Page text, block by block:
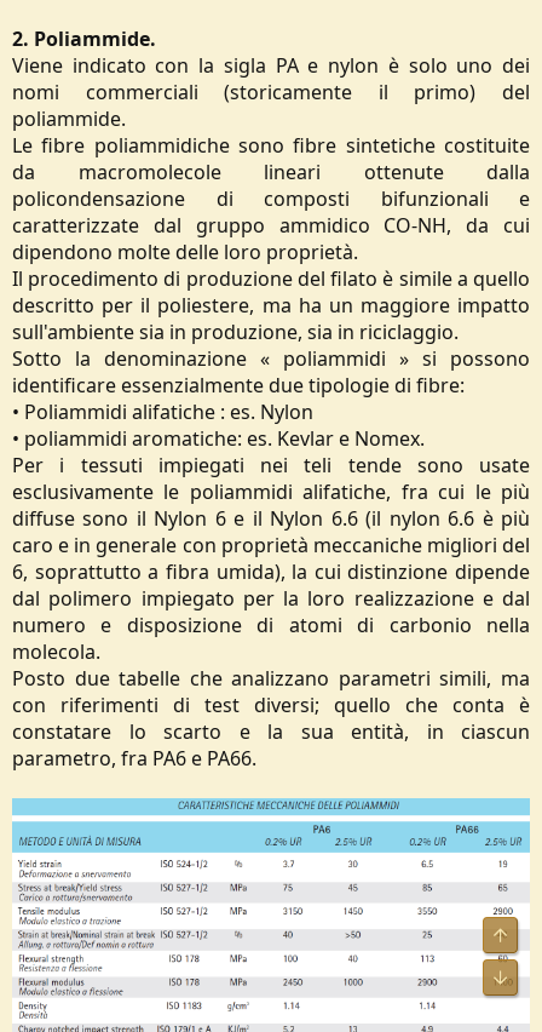
2. Poliammide.
Viene indicato con la sigla PA e nylon è solo uno dei
nomi commerciali (storicamente il primo) del
poliammide.
Le fibre poliammidiche sono fibre sintetiche costituite
da macromolecole lineari ottenute dalla
policondensazione di composti bifunzionali e
caratterizzate dal gruppo ammidico CO-NH, da cui
dipendono molte delle loro proprietà.
Il procedimento di produzione del filato è simile a quello
descritto per il poliestere, ma ha un maggiore impatto
sull'ambiente sia in produzione, sia in riciclaggio.
Sotto la denominazione « poliammidi » si possono
identificare essenzialmente due tipologie di fibre:
• Poliammidi alifatiche : es. Nylon
• poliammidi aromatiche: es. Kevlar e Nomex.
Per i tessuti impiegati nei teli tende sono usate
esclusivamente le poliammidi alifatiche, fra cui le più
diffuse sono il Nylon 6 e il Nylon 6.6 (il nylon 6.6 è più
caro e in generale con proprietà meccaniche migliori del
6, soprattutto a fibra umida), la cui distinzione dipende
dal polimero impiegato per la loro realizzazione e dal
numero e disposizione di atomi di carbonio nella
molecola.
Posto due tabelle che analizzano parametri simili, ma
con riferimenti di test diversi; quello che conta è
constatare lo scarto e la sua entità, in ciascun
parametro, fra PA6 e PA66.